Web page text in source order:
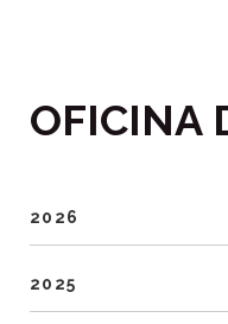
OFICINA
2026
2025